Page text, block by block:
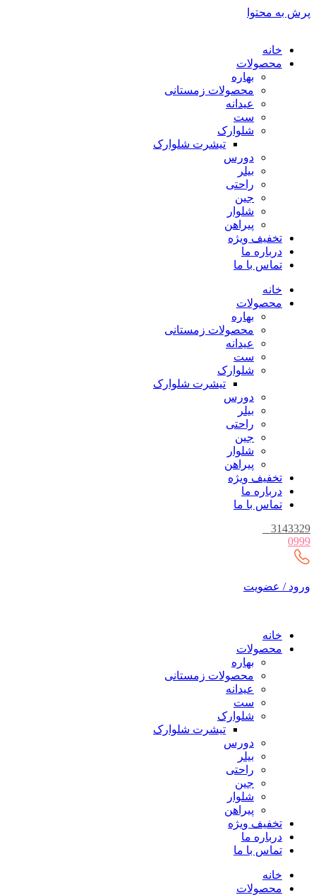
پرش به محتوا
خانه
محصولات
بهاره
محصولات زمستانی
عیدانه
ست
شلوارک
تیشرت شلوارک
دورس
بیلر
راحتی
جین
شلوار
پیراهن
تخفیف ویژه
درباره ما
تماس با ما
خانه
محصولات
بهاره
محصولات زمستانی
عیدانه
ست
شلوارک
تیشرت شلوارک
دورس
بیلر
راحتی
جین
شلوار
پیراهن
تخفیف ویژه
درباره ما
تماس با ما
3143329
0999
ورود / عضویت
خانه
محصولات
بهاره
محصولات زمستانی
عیدانه
ست
شلوارک
تیشرت شلوارک
دورس
بیلر
راحتی
جین
شلوار
پیراهن
تخفیف ویژه
درباره ما
تماس با ما
خانه
محصولات